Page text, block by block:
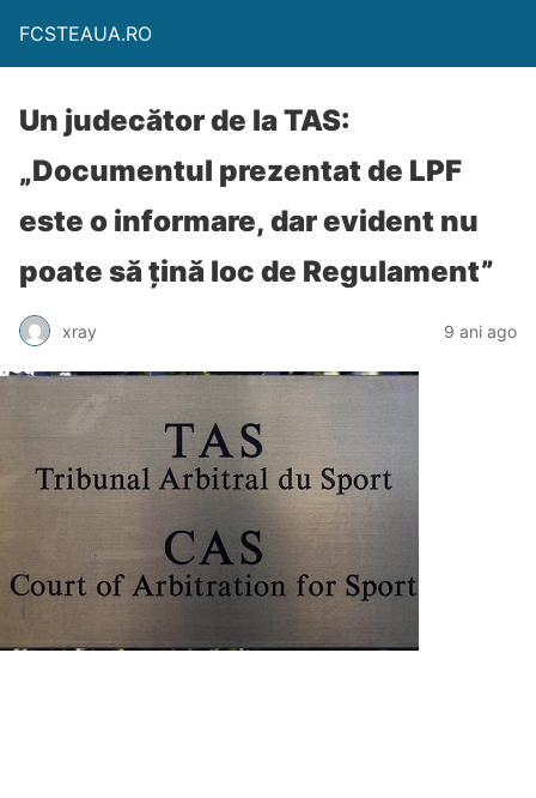
FCSTEAUA.RO
Un judecător de la TAS:
„Documentul prezentat de LPF
este o informare, dar evident nu
poate să țină loc de Regulament”
xray 9 ani ago